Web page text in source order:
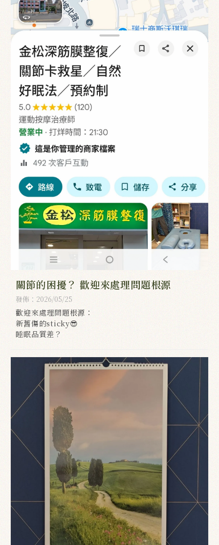
關節的困擾？ 歡迎來處理問題根源
發佈：2026/05/25
歡迎來處理問題根源：
新舊傷的sticky😎
睡眠品質差？